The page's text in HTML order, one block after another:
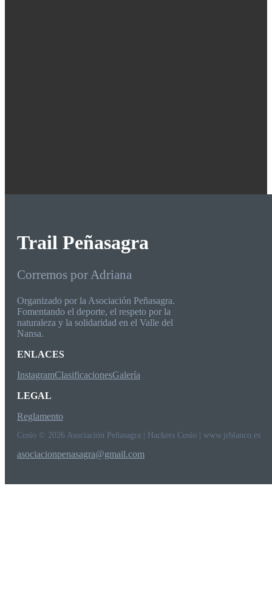
Trail Peñasagra
Corremos por Adriana
Organizado por la Asociación Peñasagra.
Fomentando el deporte, el respeto por la
naturaleza y la solidaridad en el Valle del
Nansa.
ENLACES
InstagramClasificacionesGalería
LEGAL
Reglamento
Cosío © 2026 Asociación Peñasagra | Hackers Cosío | www.jrblanco.es
asociacionpenasagra@gmail.com